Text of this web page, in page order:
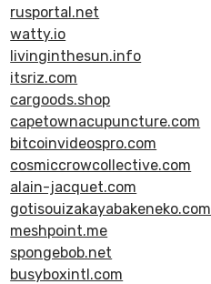
rusportal.net
watty.io
livinginthesun.info
itsriz.com
cargoods.shop
capetownacupuncture.com
bitcoinvideospro.com
cosmiccrowcollective.com
alain-jacquet.com
gotisouizakayabakeneko.com
meshpoint.me
spongebob.net
busyboxintl.com